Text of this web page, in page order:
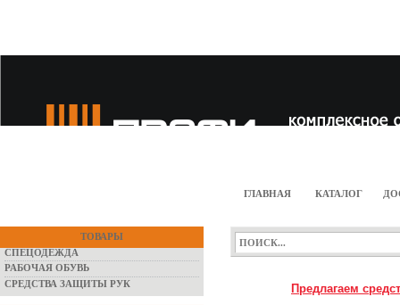
ГЛАВНАЯ КАТАЛОГ
ТОВАРЫ
СПЕЦОДЕЖДА
РАБОЧАЯ ОБУВЬ
СРЕДСТВА ЗАЩИТЫ РУК
Предлагаем